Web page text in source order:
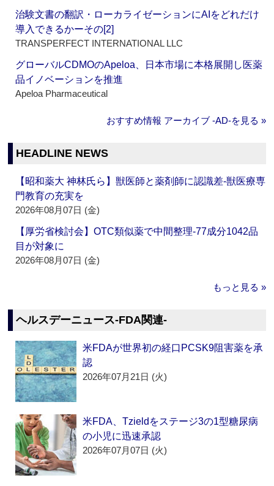
治験文書の翻訳・ローカライゼーションにAIをどれだけ
導入できるかーその[2]
TRANSPERFECT INTERNATIONAL LLC
グローバルCDMOのApeloa、日本市場に本格展開し医薬
品イノベーションを推進
Apeloa Pharmaceutical
おすすめ情報 アーカイブ ‐AD‐を見る »
HEADLINE NEWS
【昭和薬大 神林氏ら】獣医師と薬剤師に認識差‐獣医療専
門教育の充実を
2026年08月07日 (金)
【厚労省検討会】OTC類似薬で中間整理‐77成分1042品
目が対象に
2026年08月07日 (金)
もっと見る »
ヘルスデーニュース‐FDA関連‐
米FDAが世界初の経口PCSK9阻害薬を承
認
2026年07月21日 (火)
米FDA、Tzieldをステージ3の1型糖尿病
の小児に迅速承認
2026年07月07日 (火)